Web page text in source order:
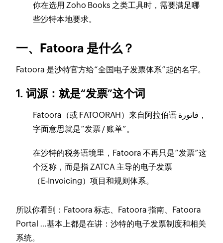
你在选用 Zoho Books 之类工具时，需要满足哪
些沙特本地要求。
一、Fatoora 是什么？
Fatoora 是沙特官方给“全国电子发票体系”起的名字。
1. 词源：就是“发票”这个词
Fatoora（或 FATOORAH）来自阿拉伯语 فاتورة，
字面意思就是“发票 / 账单”。
在沙特的税务语境里，Fatoora 不再只是“发票”这
个泛称，而是指 ZATCA 主导的电子发票
（E‑Invoicing）项目和规则体系。
所以你看到：Fatoora 标志、Fatoora 指南、Fatoora
Portal …基本上都是在讲：沙特的电子发票制度和相关
系统。